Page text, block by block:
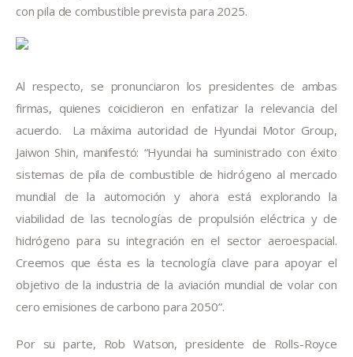
con pila de combustible prevista para 2025.
Al respecto, se pronunciaron los presidentes de ambas
firmas, quienes coicidieron en enfatizar la relevancia del
acuerdo. La máxima autoridad de Hyundai Motor Group,
Jaiwon Shin, manifestó: “Hyundai ha suministrado con éxito
sistemas de pila de combustible de hidrógeno al mercado
mundial de la automoción y ahora está explorando la
viabilidad de las tecnologías de propulsión eléctrica y de
hidrógeno para su integración en el sector aeroespacial.
Creemos que ésta es la tecnología clave para apoyar el
objetivo de la industria de la aviación mundial de volar con
cero emisiones de carbono para 2050”.
Por su parte, Rob Watson, presidente de Rolls-Royce